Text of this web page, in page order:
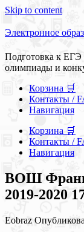
Skip to content
Электронное
Подготовка к
олимпиады и
Корзина 🛒
Контакты /
Навигация
Корзина 🛒
Контакты /
Навигация
ВОШ
2019-2020
Eobraz